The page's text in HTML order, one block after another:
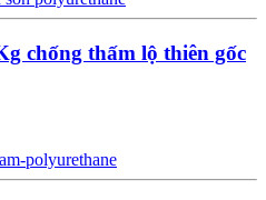
chống thấm lộ thiên gốc